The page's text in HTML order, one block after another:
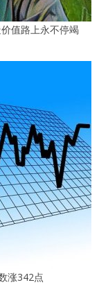
值路上永不停竭
涨342点